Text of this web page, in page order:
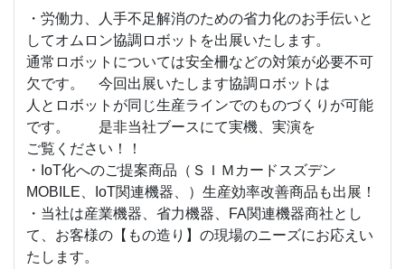
・労働力、人手不足解消のための省力化のお手伝いと
してオムロン協調ロボットを出展いたします。
通常ロボットについては安全柵などの対策が必要不可
欠です。 今回出展いたします協調ロボットは
人とロボットが同じ生産ラインでのものづくりが可能
です。 是非当社ブースにて実機、実演を
ご覧ください！！
・IoT化へのご提案商品（ＳＩＭカードスズデン
MOBILE、IoT関連機器、）生産効率改善商品も出展！
・当社は産業機器、省力機器、FA関連機器商社とし
て、お客様の【もの造り】の現場のニーズにお応えい
たします。